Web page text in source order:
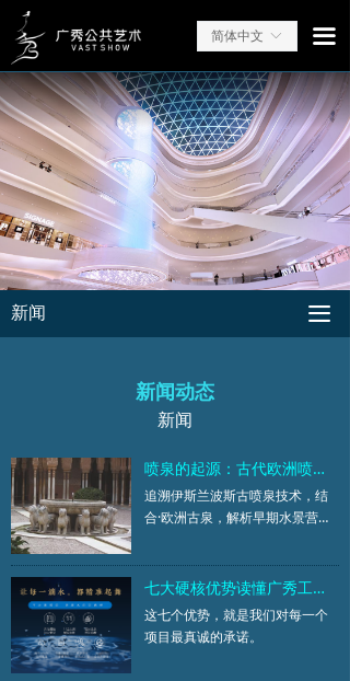
ꀅ
简体中文 끀
新闻动态
新闻
喷泉的起源：古代欧洲喷泉是用来提供饮用水的
追溯伊斯兰波斯古喷泉技术，结
合·欧洲古泉，解析早期水景营造
七大硬核优势读懂广秀工程做水景的执着
这七个优势，就是我们对每一个
项目最真诚的承诺。
끀
新闻